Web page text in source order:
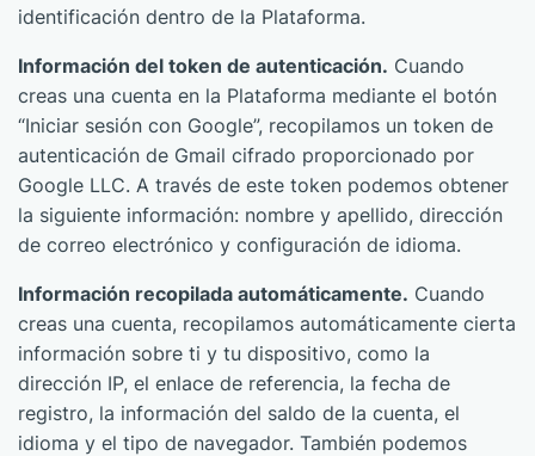
identificación dentro de la Plataforma.
Información del token de autenticación. Cuando
creas una cuenta en la Plataforma mediante el botón
“Iniciar sesión con Google”, recopilamos un token de
autenticación de Gmail cifrado proporcionado por
Google LLC. A través de este token podemos obtener
la siguiente información: nombre y apellido, dirección
de correo electrónico y configuración de idioma.
Información recopilada automáticamente. Cuando
creas una cuenta, recopilamos automáticamente cierta
información sobre ti y tu dispositivo, como la
dirección IP, el enlace de referencia, la fecha de
registro, la información del saldo de la cuenta, el
idioma y el tipo de navegador. También podemos